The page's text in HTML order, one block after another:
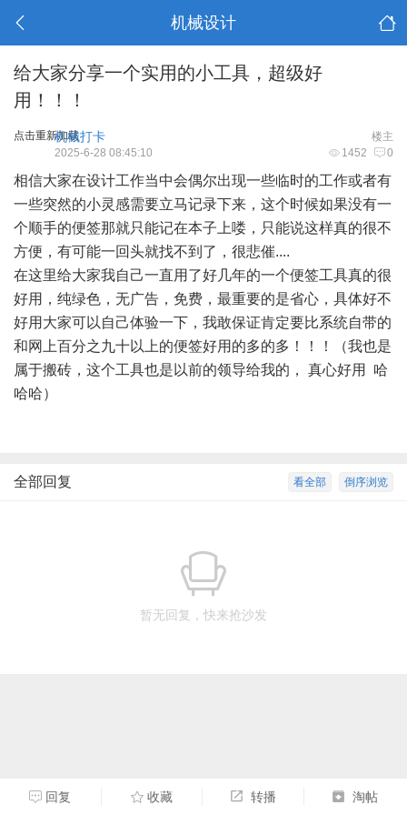
机械设计
给大家分享一个实用的小工具，超级好
用！！！
点击重新加载 楼主
机械打卡
1452 0
2025-6-28 08:45:10
相信大家在设计工作当中会偶尔出现一些临时的工作或者有
一些突然的小灵感需要立马记录下来，这个时候如果没有一
个顺手的便签那就只能记在本子上喽，只能说这样真的很不
方便，有可能一回头就找不到了，很悲催....
在这里给大家我自己一直用了好几年的一个便签工具真的很
好用，纯绿色，无广告，免费，最重要的是省心，具体好不
好用大家可以自己体验一下，我敢保证肯定要比系统自带的
和网上百分之九十以上的便签好用的多的多！！！（我也是
属于搬砖，这个工具也是以前的领导给我的， 真心好用 哈
哈哈）
倒序浏览
看全部
全部回复
暂无回复，快来抢沙发
回复 收藏 转播 淘帖